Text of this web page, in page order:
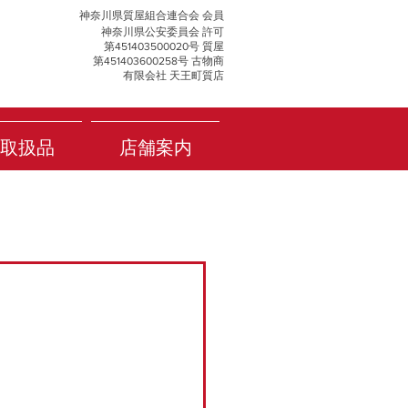
神奈川県質屋組合連合会 会員
神奈川県公安委員会 許可
第451403500020号 質屋
第451403600258号 古物商
有限会社 天王町質店
扱品 店舗案内